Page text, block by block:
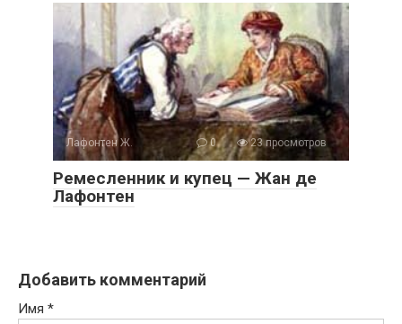
Лафонтен Ж. 0 23 просмотров
Ремесленник и купец — Жан де
Лафонтен
Добавить комментарий
Имя *